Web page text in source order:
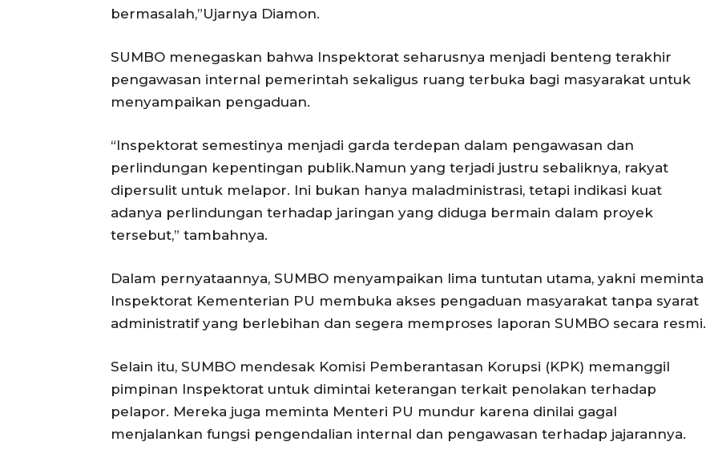
bermasalah,”Ujarnya Diamon.
SUMBO menegaskan bahwa Inspektorat seharusnya menjadi benteng terakhir
pengawasan internal pemerintah sekaligus ruang terbuka bagi masyarakat untuk
menyampaikan pengaduan.
“Inspektorat semestinya menjadi garda terdepan dalam pengawasan dan
perlindungan kepentingan publik.Namun yang terjadi justru sebaliknya, rakyat
dipersulit untuk melapor. Ini bukan hanya maladministrasi, tetapi indikasi kuat
adanya perlindungan terhadap jaringan yang diduga bermain dalam proyek
tersebut,” tambahnya.
Dalam pernyataannya, SUMBO menyampaikan lima tuntutan utama, yakni meminta
Inspektorat Kementerian PU membuka akses pengaduan masyarakat tanpa syarat
administratif yang berlebihan dan segera memproses laporan SUMBO secara resmi.
Selain itu, SUMBO mendesak Komisi Pemberantasan Korupsi (KPK) memanggil
pimpinan Inspektorat untuk dimintai keterangan terkait penolakan terhadap
pelapor. Mereka juga meminta Menteri PU mundur karena dinilai gagal
menjalankan fungsi pengendalian internal dan pengawasan terhadap jajarannya.